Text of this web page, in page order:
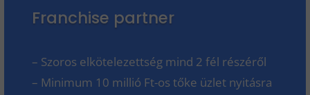
Franchise partner
– Szoros elkötelezettség mind 2 fél részéről
– Minimum 10 millió Ft-os tőke üzlet nyitásra